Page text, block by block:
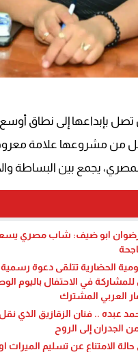
بإبداعها إلى نطاق
من مشروعها علامة
رضوان ابو ضيف: شاب مصري
الحضارية تتلقى دعوة
في الاحتفال باليوم
العربي المشترك
عبده .. فنان الزقازيق الذي
الجدران إلى الروح
الامتناع عن تسليم الميراث